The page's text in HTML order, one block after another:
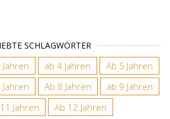
SCHLAGWÖRTER
ab 4 Jahren
Ab 5 Jahren
Ab 8 Jahren
ab 9 Jahren
Jahren
Ab 12 Jahren